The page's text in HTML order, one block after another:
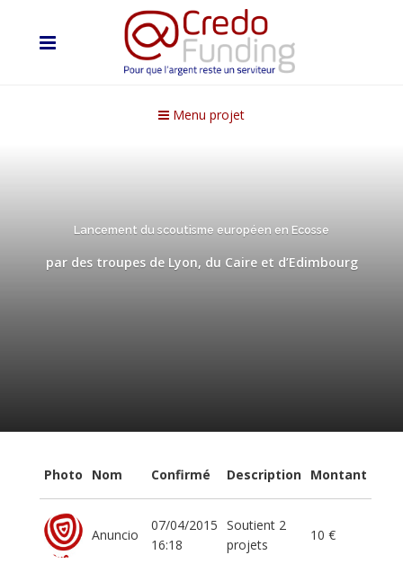
Menu projet
Lancement du scoutisme européen en Ecosse
par des troupes de Lyon, du Caire et d’Edimbourg
Photo Nom Confirmé Description Montant
Anuncio
07/04/2015
16:18
Soutient 2
projets
10 €